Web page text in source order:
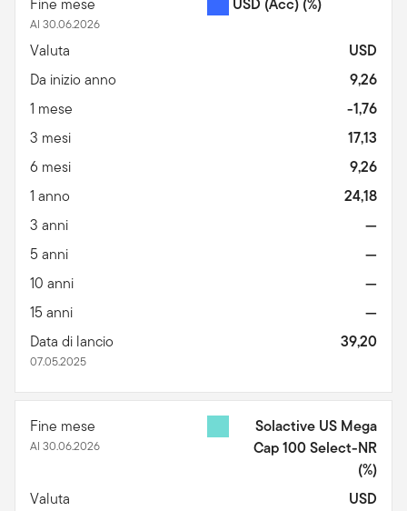
Fine mese
Al 30.06.2026
USD (Acc) (%)
Valuta
USD
Da inizio anno
9,26
1 mese
-1,76
3 mesi
17,13
6 mesi
9,26
1 anno
24,18
3 anni
—
5 anni
—
10 anni
—
15 anni
—
Data di lancio
07.05.2025
39,20
Fine mese
Al 30.06.2026
Solactive US Mega
Cap 100 Select-NR
(%)
Valuta
USD